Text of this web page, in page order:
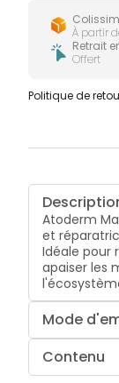
À partir
Retrait
Offert
Politique de
Atoderm
et
Idéale pour
apaiser les
Mode
Contenu